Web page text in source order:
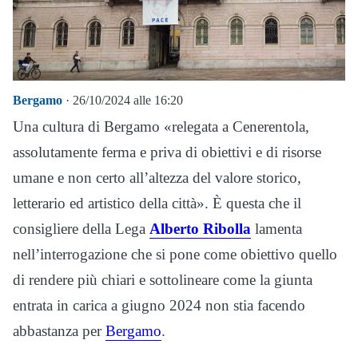
Bergamo · 26/10/2024 alle 16:20
Una cultura di Bergamo «relegata a Cenerentola,
assolutamente ferma e priva di obiettivi e di risorse
umane e non certo all’altezza del valore storico,
letterario ed artistico della città». È questa che il
consigliere della Lega Alberto Ribolla lamenta
nell’interrogazione che si pone come obiettivo quello
di rendere più chiari e sottolineare come la giunta
entrata in carica a giugno 2024 non stia facendo
abbastanza perBergamo.